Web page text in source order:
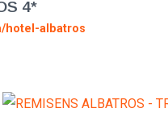
4*
hotel-albatros